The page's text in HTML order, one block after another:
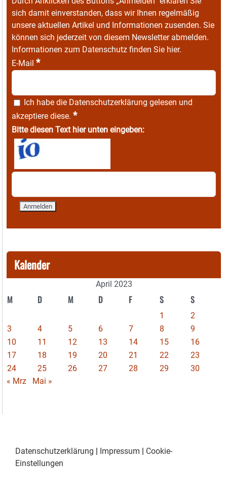
sich damit einverstanden, dass wir Ihnen regelmäßig
unsere aktuellen Artikel und Informationen zusenden. Sie
können sich jederzeit von diesem Newsletter abmelden.
Informationen zum Datenschutz finden Sie hier.
E-Mail *
Ich habe die Datenschutzerklärung gelesen und
akzeptiere diese. *
Bitte diesen Text hier unten eingeben:
Kalender
April 2023
M D M D F S S
1
2
3
4 5 6 7 8
9
10
11 12 13 14 15
16
17
18 19 20 21 22
23
24
25 26 27 28 29
30
« Mrz
Mai »
Datenschutzerklärung | Impressum | Cookie-
Einstellungen